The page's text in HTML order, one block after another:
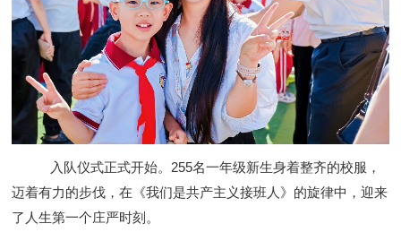
入队仪式正式开始。255名一年级新生身着整齐的校服，
迈着有力的步伐，在《我们是共产主义接班人》的旋律中，迎来
了人生第一个庄严时刻。